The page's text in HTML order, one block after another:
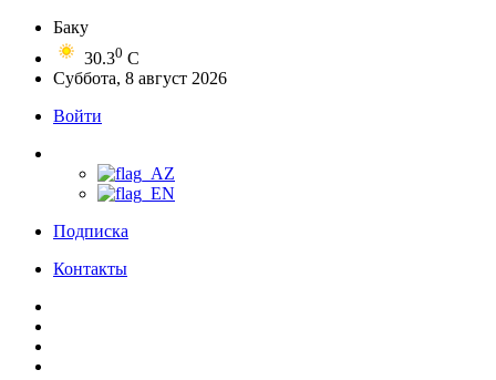
Баку
30.30 C
Суббота, 8 август 2026
Войти
Подписка
Контакты